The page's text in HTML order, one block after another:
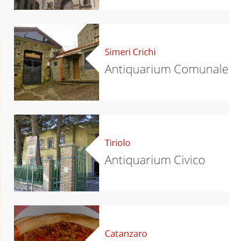
Simeri Crichi
Antiquarium Comunale
Tiriolo
Antiquarium Civico
Catanzaro